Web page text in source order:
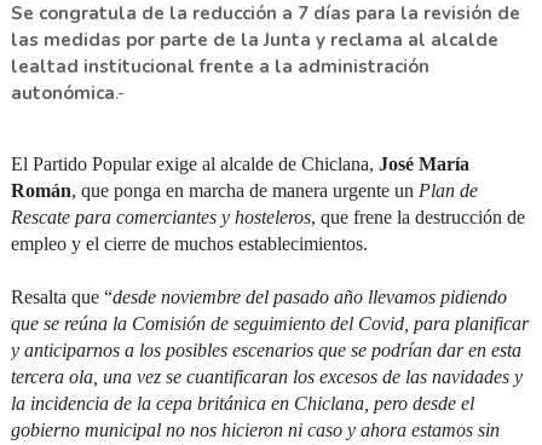
Se congratula de la reducción a 7 días para la revisión de
las medidas por parte de la Junta y reclama al alcalde
lealtad institucional frente a la administración
autonómica.-
El Partido Popular exige al alcalde de Chiclana, José María
Román, que ponga en marcha de manera urgente un Plan de
Rescate para comerciantes y hosteleros, que frene la destrucción de
empleo y el cierre de muchos establecimientos.
Resalta que “desde noviembre del pasado año llevamos pidiendo
que se reúna la Comisión de seguimiento del Covid, para planificar
y anticiparnos a los posibles escenarios que se podrían dar en esta
tercera ola, una vez se cuantificaran los excesos de las navidades y
la incidencia de la cepa británica en Chiclana, pero desde el
gobierno municipal no nos hicieron ni caso y ahora estamos sin